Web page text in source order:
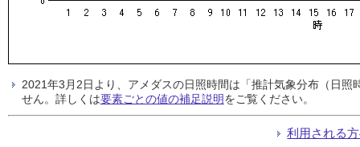
2021年3月2日より、アメダスの日照時間は「推計気象分布（日
せん。詳しくは要素ごとの値の補足説明をご覧ください。
利用される